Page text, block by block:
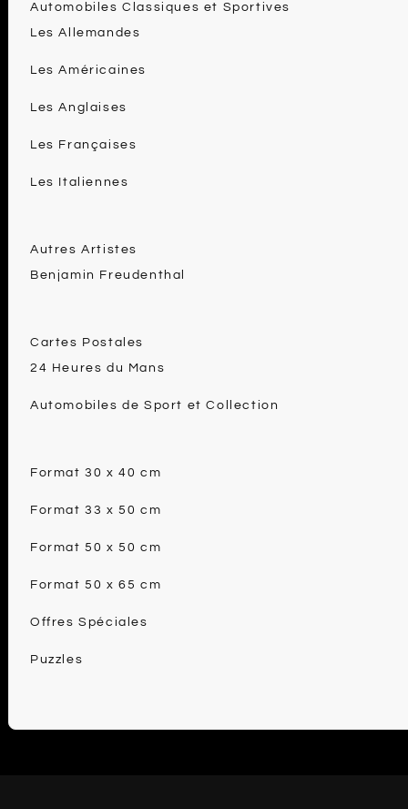
Automobiles Classiques et Sportives
Les Allemandes
Les Américaines
Les Anglaises
Les Françaises
Les Italiennes
Autres Artistes
Benjamin Freudenthal
Cartes Postales
24 Heures du Mans
Automobiles de Sport et Collection
Format 30 x 40 cm
Format 33 x 50 cm
Format 50 x 50 cm
Format 50 x 65 cm
Offres Spéciales
Puzzles